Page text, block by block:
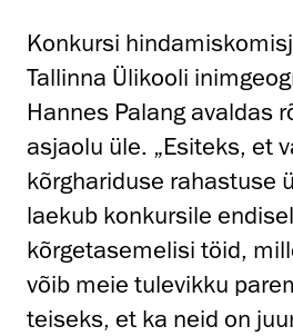
Konkursi
Tallinna Ülikooli
Hannes Palang avaldas
asjaolu üle. „Esiteks, et
kõrghariduse rahastuse
laekub konkursile
kõrgetasemelisi töid,
võib meie tulevikku
teiseks, et ka neid on